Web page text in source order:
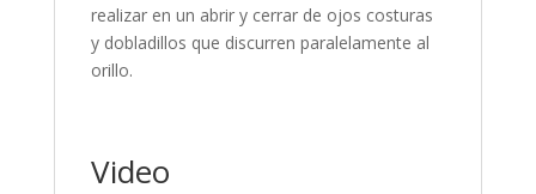
realizar en un abrir y cerrar de ojos costuras
y dobladillos que discurren paralelamente al
orillo.
Video